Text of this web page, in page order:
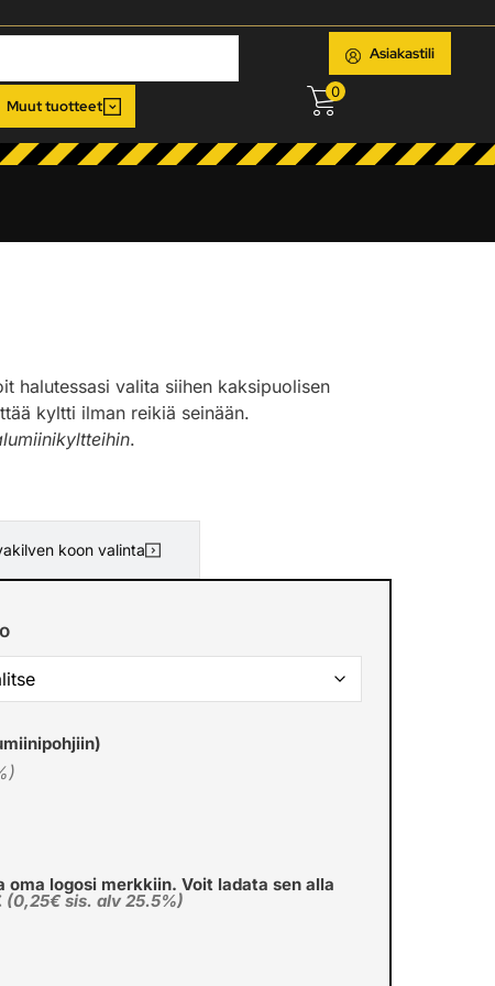
Muut tuotteet
Asiakastili
0
halutessasi valita siihen kaksipuolisen
kyltti ilman reikiä seinään.
.
koon valinta
logosi merkkiin. Voit ladata sen alla
(0,25€ sis. alv 25.5%)